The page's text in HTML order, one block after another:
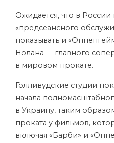
Ожидается, что в России
«предсеансного
показывать и
Нолана — главного
в мировом прокате.
Голливудские студии
начала
в Украину, таким
проката у фильмов,
включая «Барби» и